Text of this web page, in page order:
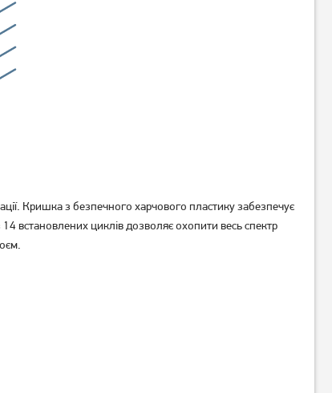
Кришка з безпечного харчового пластику забезпечує
14 встановлених циклів дозволяє охопити весь спектр